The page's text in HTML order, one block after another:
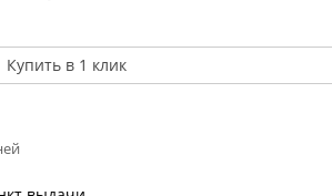
Купить в 1 клик